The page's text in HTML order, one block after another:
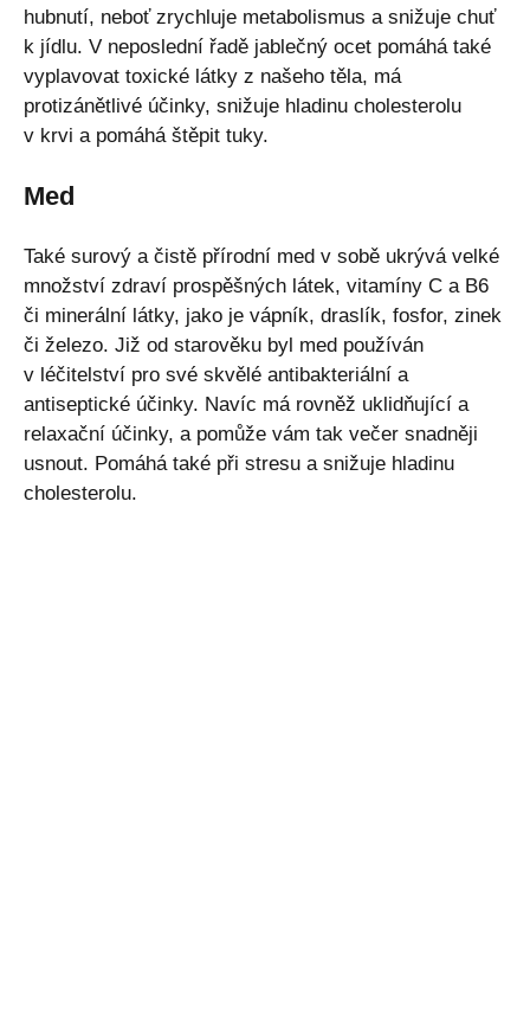
hubnutí, neboť zrychluje metabolismus a snižuje chuť
k jídlu. V neposlední řadě jablečný ocet pomáhá také
vyplavovat toxické látky z našeho těla, má
protizánětlivé účinky, snižuje hladinu cholesterolu
v krvi a pomáhá štěpit tuky.
Med
Také surový a čistě přírodní med v sobě ukrývá velké
množství zdraví prospěšných látek, vitamíny C a B6
či minerální látky, jako je vápník, draslík, fosfor, zinek
či železo. Již od starověku byl med používán
v léčitelství pro své skvělé antibakteriální a
antiseptické účinky. Navíc má rovněž uklidňující a
relaxační účinky, a pomůže vám tak večer snadněji
usnout. Pomáhá také při stresu a snižuje hladinu
cholesterolu.